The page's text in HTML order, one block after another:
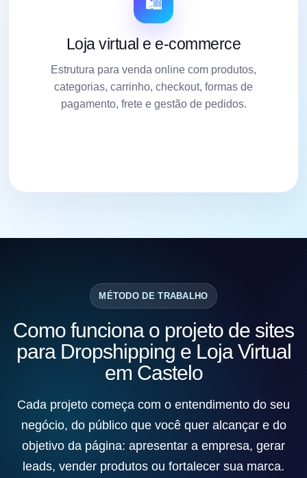
Loja virtual e e-commerce
Estrutura para venda online com produtos,
categorias, carrinho, checkout, formas de
pagamento, frete e gestão de pedidos.
MÉTODO DE TRABALHO
Como funciona o projeto de sites
para Dropshipping e Loja Virtual
em Castelo
Cada projeto começa com o entendimento do seu
negócio, do público que você quer alcançar e do
objetivo da página: apresentar a empresa, gerar
leads, vender produtos ou fortalecer sua marca.